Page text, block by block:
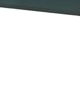
tamamlayan BRİDE
Deri Sümen
Takımı, şık